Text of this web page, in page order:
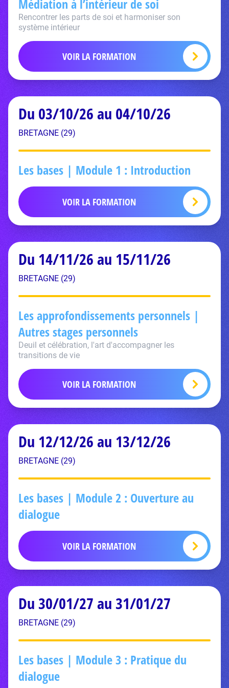
Médiation à l’intérieur de soi
Rencontrer les parts de soi et harmoniser son
système intérieur
VOIR LA FORMATION
Du 03/10/26 au 04/10/26
BRETAGNE (29)
Les bases | Module 1 : Introduction
VOIR LA FORMATION
Du 14/11/26 au 15/11/26
BRETAGNE (29)
Les approfondissements personnels |
Autres stages personnels
Deuil et célébration, l'art d'accompagner les
transitions de vie
VOIR LA FORMATION
Du 12/12/26 au 13/12/26
BRETAGNE (29)
Les bases | Module 2 : Ouverture au
dialogue
VOIR LA FORMATION
Du 30/01/27 au 31/01/27
BRETAGNE (29)
Les bases | Module 3 : Pratique du
dialogue